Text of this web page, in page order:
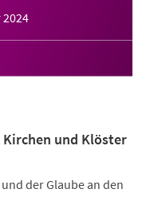
2024
Kirchen und Klöster
der Glaube an den